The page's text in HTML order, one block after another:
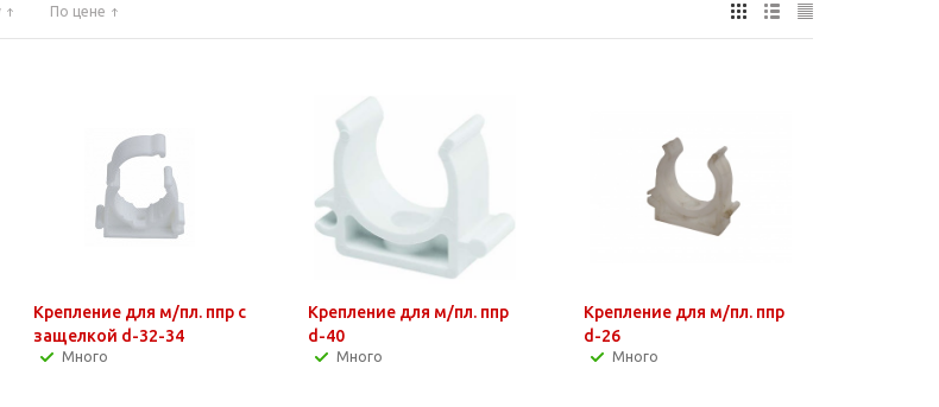
По цене
Крепление для м/пл. ппр с
защелкой d-32-34
Много
Крепление для м/пл. ппр
d-40
Много
Крепление для м/пл. ппр
d-26
Много